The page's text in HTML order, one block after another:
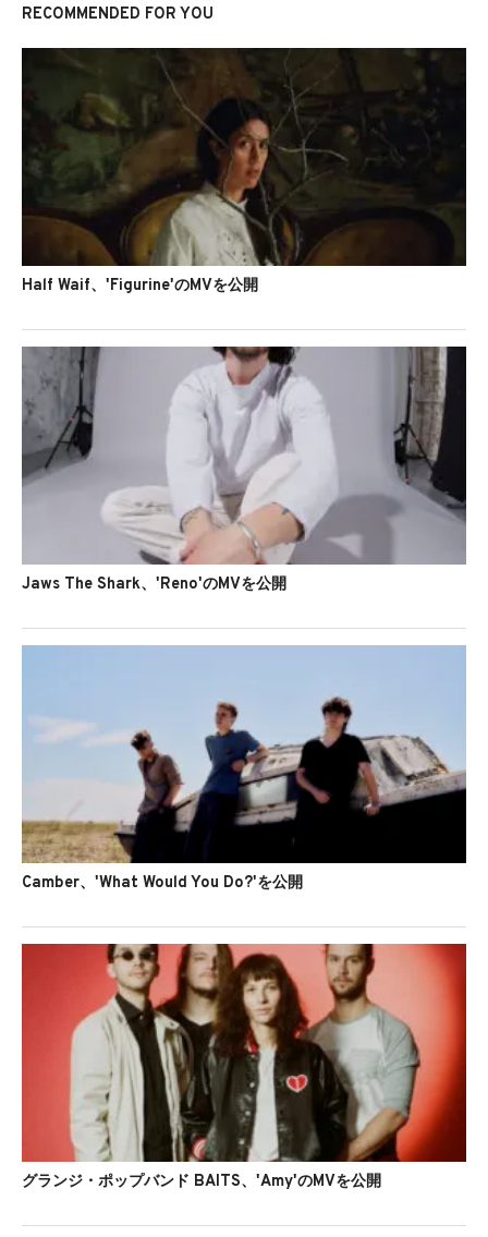
RECOMMENDED FOR YOU
Half Waif、'Figurine'のMVを公開
Jaws The Shark、'Reno'のMVを公開
Camber、'What Would You Do?'を公開
グランジ・ポップバンド BAITS、'Amy'のMVを公開